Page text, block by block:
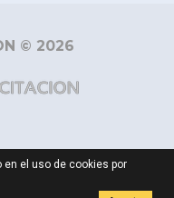
© 2026
el uso de cookies por